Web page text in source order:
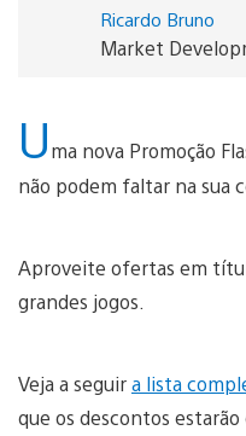
Ricardo Bruno
Market
Uma nova Promoção
não podem faltar na sua
Aproveite ofertas em
grandes jogos.
Veja a seguira lista
que os descontos estarão